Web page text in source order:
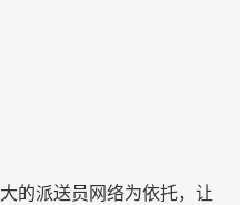
的派送员网络为依托，让